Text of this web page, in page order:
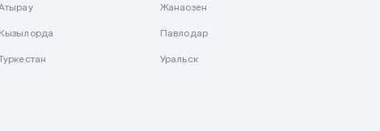
Жанаозен
Кызылорда Павлодар
Уральск